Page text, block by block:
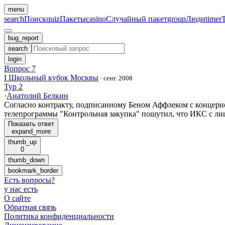
menu
searchПоискquizПакетыcasinoСлучайный пакетgroupЛюдиtimer
bug_report
search
login
Вопрос 7
I Школьный кубок Москвы · сент. 2008
Тур 2
·Анатолий Белкин
Согласно контракту, подписанному Беном Аффлеком с
телепрограммы "Контрольная закупка" пошутил, что ИКС с
Показать ответ
expand_more
thumb_up
0
thumb_down
bookmark_border
Есть вопросы?
у нас есть
О сайте
Обратная связь
Политика конфиденциальности